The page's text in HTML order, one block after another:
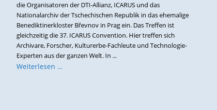
die Organisatoren der DTI-Allianz, ICARUS und das
Nationalarchiv der Tschechischen Republik in das ehemalige
Benediktinerkloster Břevnov in Prag ein. Das Treffen ist
gleichzeitig die 37. ICARUS Convention. Hier treffen sich
Archivare, Forscher, Kulturerbe-Fachleute und Technologie-
Experten aus der ganzen Welt. In ...
Weiterlesen …